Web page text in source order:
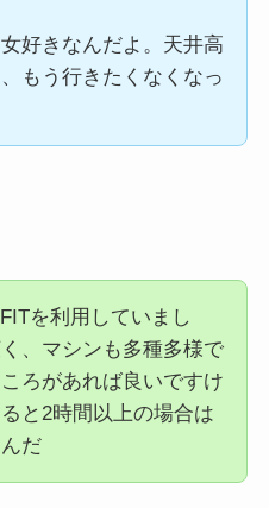
好きなんだよ。天井高
もう行きたくなくなっ
を利用していまし
、マシンも多種多様で
ろがあれば良いですけ
と2時間以上の場合は
だ